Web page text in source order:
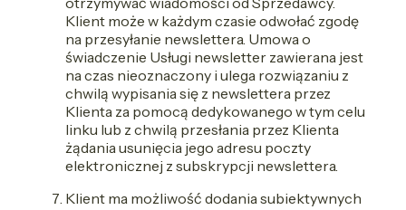
Klient może w każdym czasie odwołać zgodę
na przesyłanie newslettera. Umowa o
świadczenie Usługi newsletter zawierana jest
na czas nieoznaczony i ulega rozwiązaniu z
chwilą wypisania się z newslettera przez
Klienta za pomocą dedykowanego w tym celu
linku lub z chwilą przesłania przez Klienta
żądania usunięcia jego adresu poczty
elektronicznej z subskrypcji newslettera.
Klient ma możliwość dodania subiektywnych